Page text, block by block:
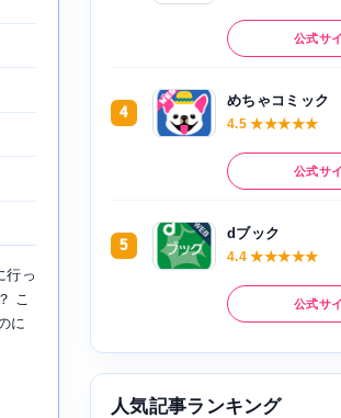
行っ
こ
に
公式サ
4
めちゃコミック
4.5 ★★★★★
公式サ
5
dブック
4.4 ★★★★★
公式サ
人気記事ランキング